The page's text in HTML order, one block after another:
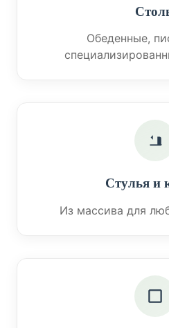
Обеденные,
Стулья и
Из массива для